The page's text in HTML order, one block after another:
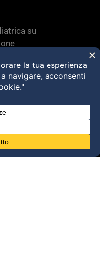
su
di movimento –
2026
– All rights